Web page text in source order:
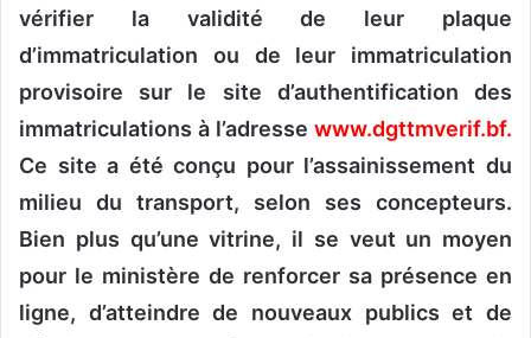
l
vérifier la validité de leur plaque
d’immatriculation ou de leur immatriculation
provisoire sur le site d’authentification des
immatriculations à l’adresse www.dgttmverif.bf.
Ce site a été conçu pour l’assainissement du
milieu du transport, selon ses concepteurs.
Bien plus qu’une vitrine, il se veut un moyen
pour le ministère de renforcer sa présence en
ligne, d’atteindre de nouveaux publics et de